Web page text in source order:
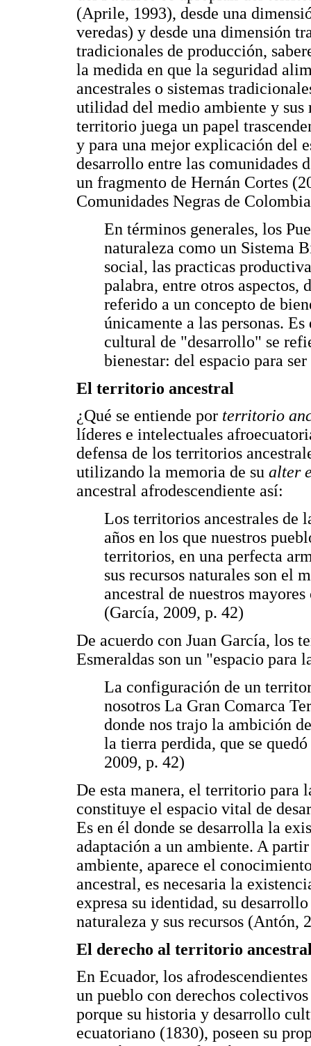
(Aprile, 1993), desde una
veredas) y desde una dimensión
tradicionales de producción,
la medida en que la seguridad
ancestrales o sistemas
utilidad del medio ambiente y
territorio juega un papel
y para una mejor explicación del
desarrollo entre las comunidades
un fragmento de Hernán Cortes
Comunidades Negras de
En términos generales, los
naturaleza como un Sistema
social, las practicas
palabra, entre otros aspectos,
referido a un concepto de
únicamente a las personas.
cultural de "desarrollo" se
bienestar: del espacio para
El territorio ancestral
¿Qué se entiende por territorio
líderes e intelectuales
defensa de los territorios
utilizando la memoria de su alter
ancestral afrodescendiente así:
Los territorios ancestrales de
años en los que nuestros
territorios, en una perfecta
sus recursos naturales son el
ancestral de nuestros
(García, 2009, p. 42)
De acuerdo con Juan García, los
Esmeraldas son un "espacio para
La configuración de un
nosotros La Gran Comarca
donde nos trajo la ambición
la tierra perdida, que se
2009, p. 42)
De esta manera, el territorio para
constituye el espacio vital de
Es en él donde se desarrolla la
adaptación a un ambiente. A
ambiente, aparece el
ancestral, es necesaria la
expresa su identidad, su
naturaleza y sus recursos (Antón,
El derecho al territorio
En Ecuador, los
un pueblo con derechos
porque su historia y desarrollo
ecuatoriano (1830), poseen su